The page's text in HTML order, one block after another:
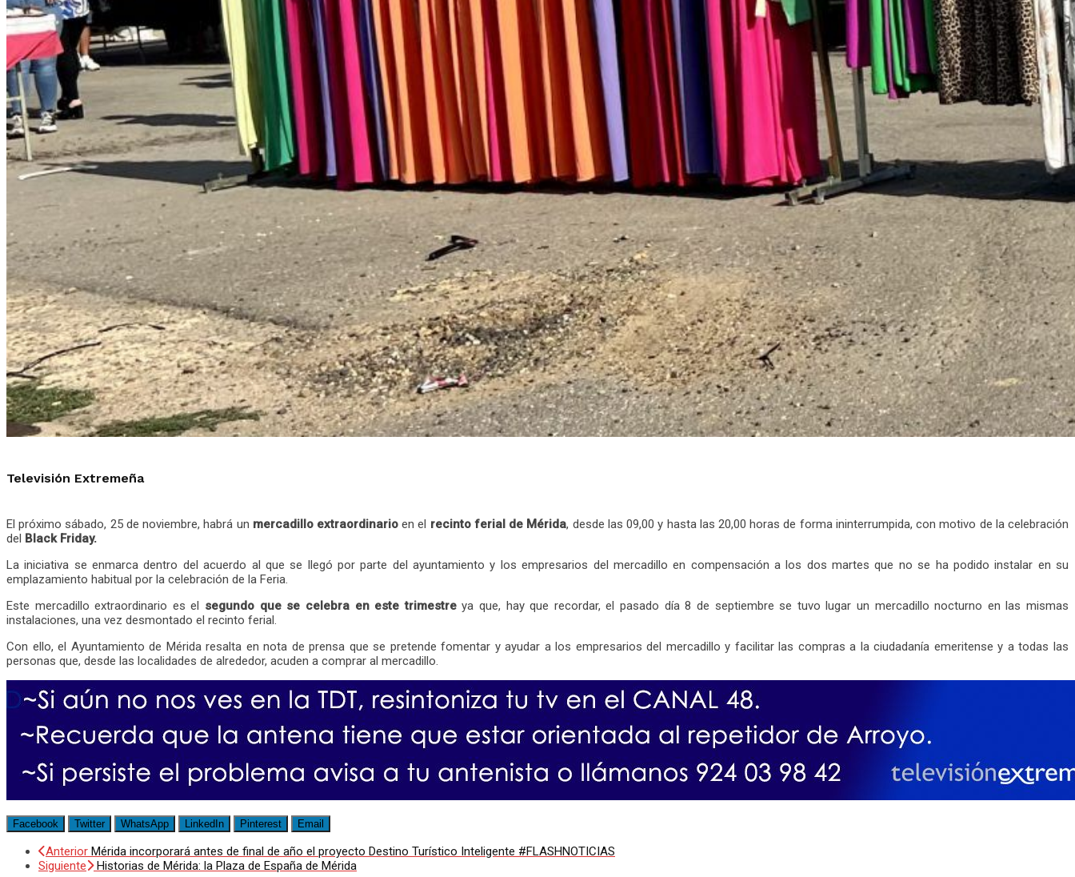
Televisión Extremeña
El próximo sábado, 25 de noviembre, habrá un mercadillo extraordinario en el recinto ferial de Mérida, desde las 09,00 y hasta las 20,00 horas de forma ininterrumpida, con motivo de la celebración
del Black Friday.
La iniciativa se enmarca dentro del acuerdo al que se llegó por parte del ayuntamiento y los empresarios del mercadillo en compensación a los dos martes que no se ha podido instalar en su
emplazamiento habitual por la celebración de la Feria.
Este mercadillo extraordinario es el segundo que se celebra en este trimestreya que, hay que recordar, el pasado día 8 de septiembre se tuvo lugar un mercadillo nocturno en las mismas
instalaciones, una vez desmontado el recinto ferial.
Con ello, el Ayuntamiento de Mérida resalta en nota de prensa que se pretende fomentar y ayudar a los empresarios del mercadillo y facilitar las compras a la ciudadanía emeritense y a todas las
personas que, desde las localidades de alrededor, acuden a comprar al mercadillo.
Facebook Twitter WhatsApp LinkedIn Pinterest Email
Anterior Mérida incorporará antes de final de año el proyecto Destino Turístico Inteligente #FLASHNOTICIAS
Siguiente
Historias de Mérida: la Plaza de España de Mérida